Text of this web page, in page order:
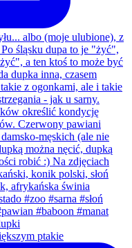
ptakie